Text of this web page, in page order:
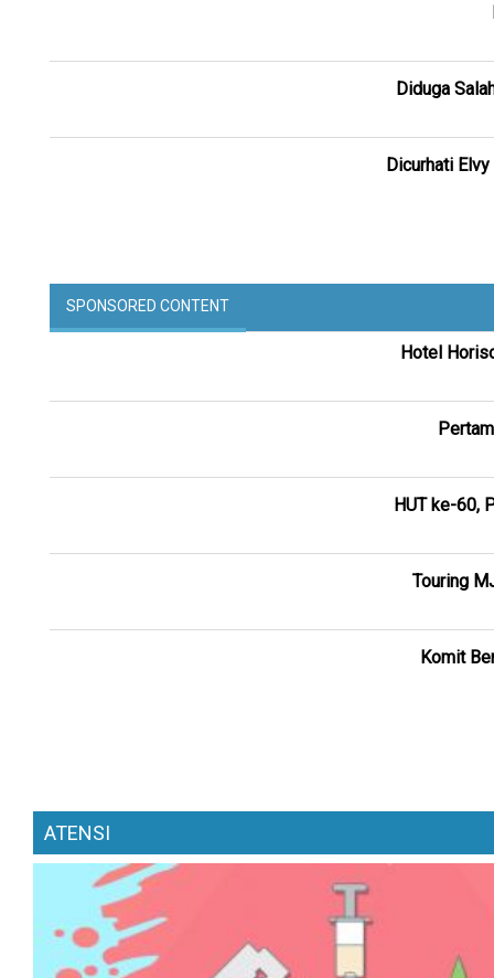
Diduga
Dicurhati
SPONSORED CONTENT
Hotel
HUT ke-60,
Touring
Komit
ATENSI